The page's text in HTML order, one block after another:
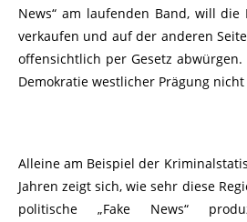
News“ am laufenden Band, will
verkaufen und auf der anderen
offensichtlich per Gesetz
Demokratie westlicher Prägung
Alleine am Beispiel der
Jahren zeigt sich, wie sehr diese
politische „Fake News“